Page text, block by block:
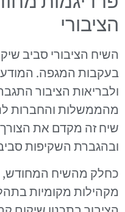
הציבורי
השיח הציבורי סביב
בעקבות המגפה.
ולבריאות הציבור
מהממשלות והחברות
שיח זה מקדם את
ובהגברת השקיפות
כחלק מהשיח המחודש,
מקהילות מקומיות